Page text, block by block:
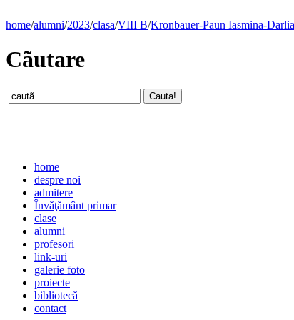
home/alumni/2023/clasa/VIII B/Kronbauer-Paun Iasmina-
Cãutare
home
despre noi
admitere
Învăţământ primar
clase
alumni
profesori
link-uri
galerie foto
proiecte
bibliotecă
contact